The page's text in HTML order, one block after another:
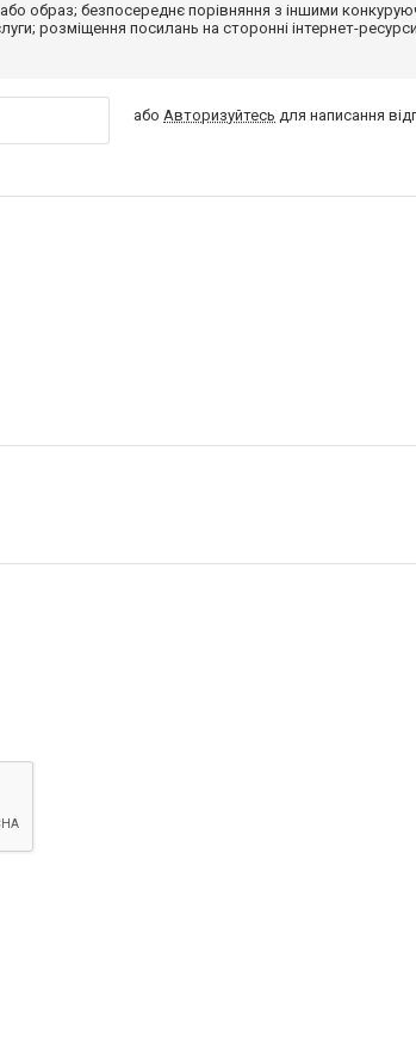
образ; безпосереднє порівняння з іншими
розміщення посилань на сторонні інтернет-
абоАвторизуйтесь для написання